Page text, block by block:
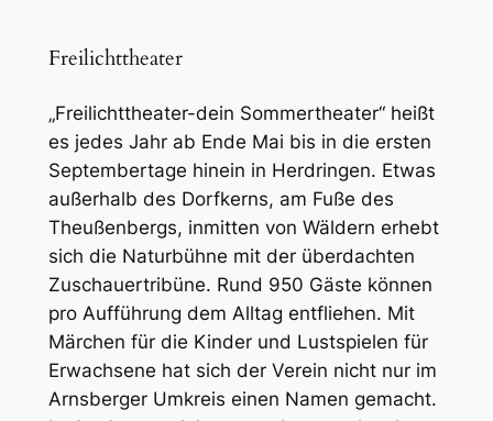
Freilichttheater
„Freilichttheater-dein Sommertheater“ heißt
es jedes Jahr ab Ende Mai bis in die ersten
Septembertage hinein in Herdringen. Etwas
außerhalb des Dorfkerns, am Fuße des
Theußenbergs, inmitten von Wäldern erhebt
sich die Naturbühne mit der überdachten
Zuschauertribüne. Rund 950 Gäste können
pro Aufführung dem Alltag entfliehen. Mit
Märchen für die Kinder und Lustspielen für
Erwachsene hat sich der Verein nicht nur im
Arnsberger Umkreis einen Namen gemacht.